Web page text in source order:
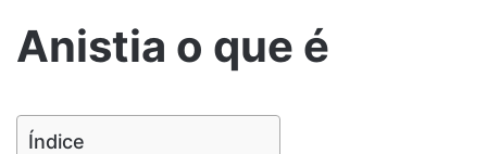
Anistia o que é
Índice